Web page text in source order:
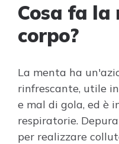
Cosa fa la
corpo?
La menta ha
rinfrescante, utile
e mal di gola, ed è
respiratorie.
per realizzare